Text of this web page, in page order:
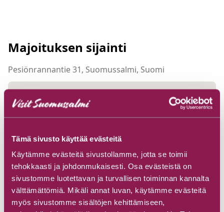
Tämä sivusto käyttää evästeitä
Käytämme evästeitä sivustollamme, jotta se toimii
tehokkaasti ja johdonmukaisesti. Osa evästeistä on
sivustomme luotettavan ja turvallisen toiminnan kannalta
välttämättömiä. Mikäli annat luvan, käytämme evästeitä
myös sivustomme sisältöjen kehittämiseen,
Majoituksen sijainti
Pesiönrannantie 31, Suomussalmi, Suomi